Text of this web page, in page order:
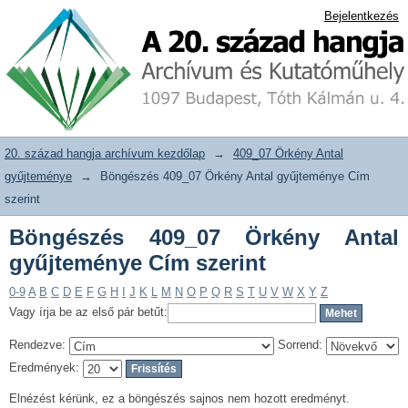
Böngészés 409_07 Örkény Antal
gyűjteménye Cím szerint
20. század hangja archívum adattár Bejelentkezés
20. század hangja archívum kezdőlap →
409_07 Örkény Antal
gyűjteménye
→
Böngészés 409_07 Örkény Antal gyűjteménye Cím
szerint
Böngészés 409_07 Örkény Antal
gyűjteménye Cím szerint
0-9 A B C D E F G H J K L M N O P Q R S T U V W X Y Z
Vagy írja be az első pár betűt:
Rendezve:
Sorrend:
Eredmények:
Elnézést kérünk, ez a böngészés sajnos nem hozott eredményt.